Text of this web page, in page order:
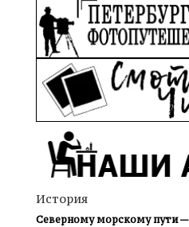
История
Северному морскому пути —